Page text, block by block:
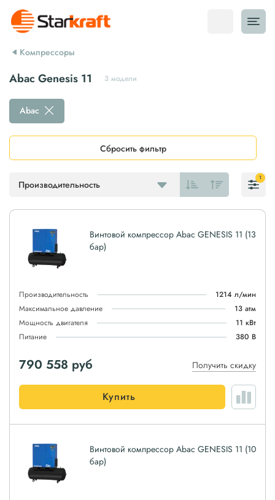
Компрессоры
Abac Genesis 11 3 модели
Производительность
Abac
Сбросить фильтр
1
Винтовой компрессор Abac GENESIS 11 (13
бар)
Производительность
1214 л/мин
Максимальное давление
13 атм
Мощность двигателя
11 кВт
Питание
380 В
790 558 руб Получить скидку
Купить
Винтовой компрессор Abac GENESIS 11 (10
бар)